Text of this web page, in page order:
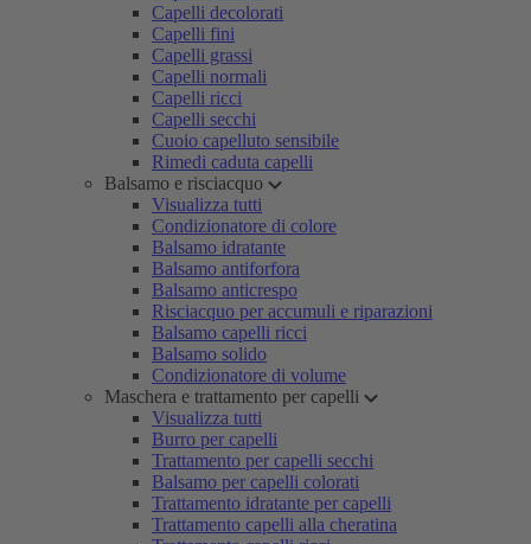
Capelli decolorati
Capelli fini
Capelli grassi
Capelli normali
Capelli ricci
Capelli secchi
Cuoio capelluto sensibile
Rimedi caduta capelli
Balsamo e risciacquo
Visualizza tutti
Condizionatore di colore
Balsamo idratante
Balsamo antiforfora
Balsamo anticrespo
Risciacquo per accumuli e riparazioni
Balsamo capelli ricci
Balsamo solido
Condizionatore di volume
Maschera e trattamento per capelli
Visualizza tutti
Burro per capelli
Trattamento per capelli secchi
Balsamo per capelli colorati
Trattamento idratante per capelli
Trattamento capelli alla cheratina